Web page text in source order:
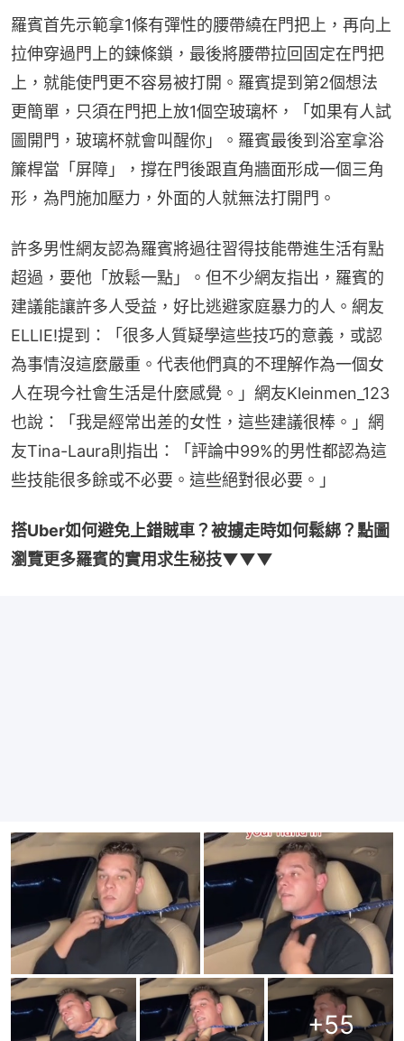
羅賓首先示範拿1條有彈性的腰帶繞在門把上，再向上
拉伸穿過門上的鍊條鎖，最後將腰帶拉回固定在門把
上，就能使門更不容易被打開。羅賓提到第2個想法
更簡單，只須在門把上放1個空玻璃杯，「如果有人試
圖開門，玻璃杯就會叫醒你」。羅賓最後到浴室拿浴
簾桿當「屏障」，撐在門後跟直角牆面形成一個三角
形，為門施加壓力，外面的人就無法打開門。
許多男性網友認為羅賓將過往習得技能帶進生活有點
超過，要他「放鬆一點」。但不少網友指出，羅賓的
建議能讓許多人受益，好比逃避家庭暴力的人。網友
ELLIE!提到：「很多人質疑學這些技巧的意義，或認
為事情沒這麼嚴重。代表他們真的不理解作為一個女
人在現今社會生活是什麼感覺。」網友Kleinmen_123
也說：「我是經常出差的女性，這些建議很棒。」網
友Tina-Laura則指出：「評論中99%的男性都認為這
些技能很多餘或不必要。這些絕對很必要。」
搭Uber如何避免上錯賊車？被擄走時如何鬆綁？點圖
瀏覽更多羅賓的實用求生秘技▼▼▼
+55